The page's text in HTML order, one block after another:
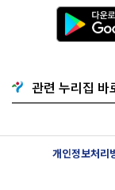
관련 누리집 바
개인정보처리